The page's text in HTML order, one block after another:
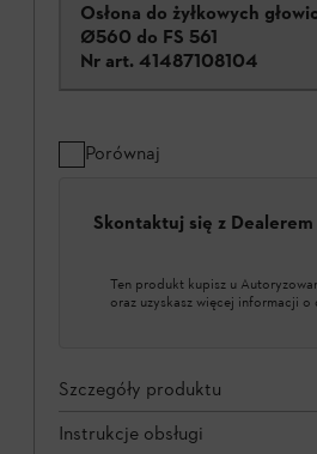
Osłona do żyłkowych
Ø560 do FS 561
Nr art. 41487108104
Porównaj
Skontaktuj się z
Ten produkt kupisz u
oraz uzyskasz więcej informacji o
Szczegóły produktu
Instrukcje obsługi